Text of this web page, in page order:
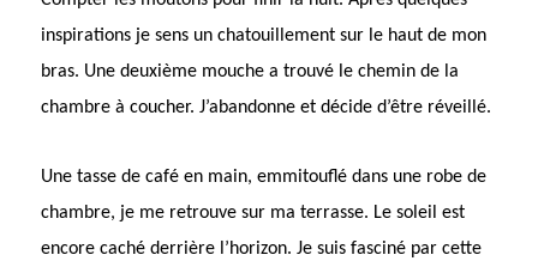
inspirations je sens un chatouillement sur le haut de mon
bras. Une deuxième mouche a trouvé le chemin de la
chambre à coucher. J’abandonne et décide d’être réveillé.
Une tasse de café en main, emmitouflé dans une robe de
chambre, je me retrouve sur ma terrasse. Le soleil est
encore caché derrière l’horizon. Je suis fasciné par cette